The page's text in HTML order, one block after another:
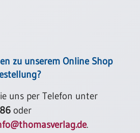
zu unserem Online Shop
uns per Telefon unter
oder
.